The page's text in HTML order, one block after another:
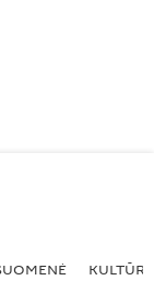
KULTŪRA